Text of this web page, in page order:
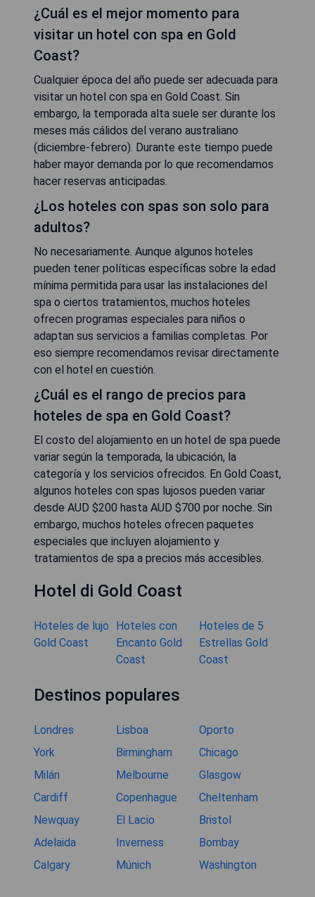
¿Cuál es el mejor momento para
visitar un hotel con spa en Gold
Coast?
Cualquier época del año puede ser adecuada para
visitar un hotel con spa en Gold Coast. Sin
embargo, la temporada alta suele ser durante los
meses más cálidos del verano australiano
(diciembre-febrero). Durante este tiempo puede
haber mayor demanda por lo que recomendamos
hacer reservas anticipadas.
¿Los hoteles con spas son solo para
adultos?
No necesariamente. Aunque algunos hoteles
pueden tener políticas específicas sobre la edad
mínima permitida para usar las instalaciones del
spa o ciertos tratamientos, muchos hoteles
ofrecen programas especiales para niños o
adaptan sus servicios a familias completas. Por
eso siempre recomendamos revisar directamente
con el hotel en cuestión.
¿Cuál es el rango de precios para
hoteles de spa en Gold Coast?
El costo del alojamiento en un hotel de spa puede
variar según la temporada, la ubicación, la
categoría y los servicios ofrecidos. En Gold Coast,
algunos hoteles con spas lujosos pueden variar
desde AUD $200 hasta AUD $700 por noche. Sin
embargo, muchos hoteles ofrecen paquetes
especiales que incluyen alojamiento y
tratamientos de spa a precios más accesibles.
Hotel di Gold Coast
Hoteles de lujo
Gold Coast
Hoteles con
Encanto Gold
Coast
Hoteles de 5
Estrellas Gold
Coast
Destinos populares
Londres Lisboa
Oporto
York
Birmingham
Chicago
Milán
Melbourne
Glasgow
Cardiff
Copenhague
Cheltenham
Newquay
El Lacio
Bristol
Adelaida
Inverness
Bombay
Calgary
Múnich Washington